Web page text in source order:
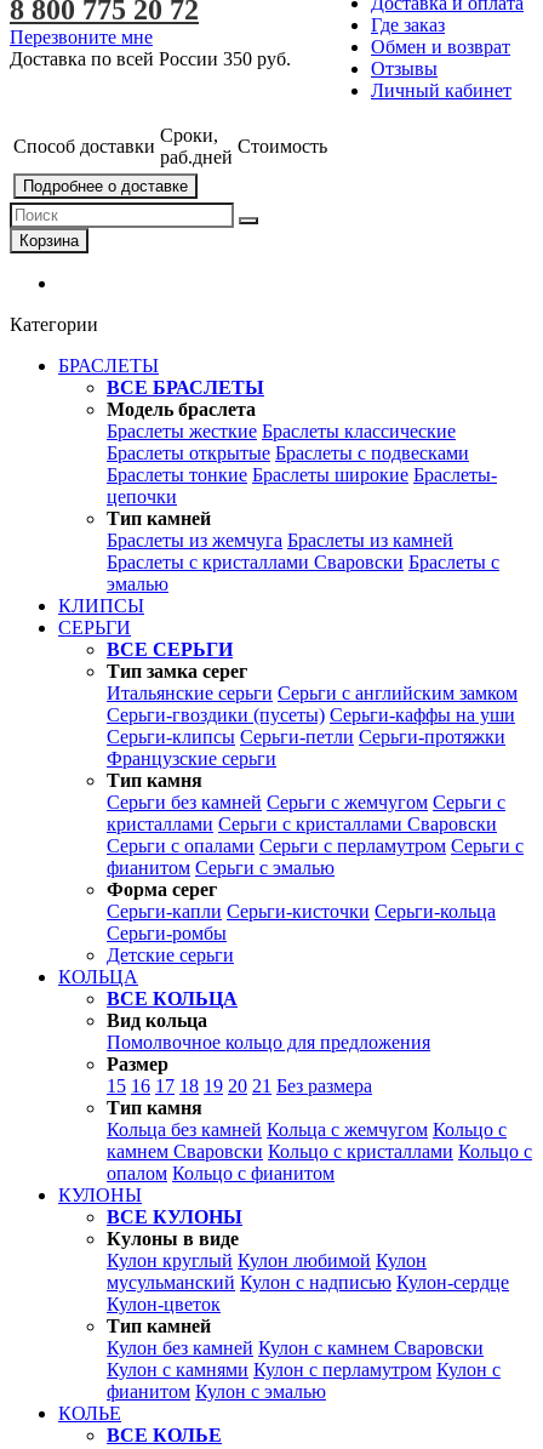
Где заказ
Обмен и возврат
Отзывы
Личный кабинет
8 800 775 20 72
Перезвоните мне
Доставка по всей России 350 руб.
Способ доставки
Сроки,
раб.дней
Стоимость
Подробнее о доставке
Корзина
Категории
БРАСЛЕТЫ
ВСЕ БРАСЛЕТЫ
Модель браслета
Браслеты жесткие Браслеты классические
Браслеты открытые Браслеты с подвесками
Браслеты тонкие Браслеты широкие Браслеты-
цепочки
Тип камней
Браслеты из жемчуга Браслеты из камней
Браслеты с кристаллами Сваровски Браслеты с
эмалью
КЛИПСЫ
СЕРЬГИ
ВСЕ СЕРЬГИ
Тип замка серег
Итальянские серьги Серьги с английским замком
Серьги-гвоздики (пусеты) Серьги-каффы на уши
Серьги-клипсы Серьги-петли Серьги-протяжки
Французские серьги
Тип камня
Серьги без камней Серьги с жемчугом Серьги с
кристаллами Серьги с кристаллами Сваровски
Серьги с опалами Серьги с перламутром Серьги с
фианитом Серьги с эмалью
Форма серег
Серьги-капли Серьги-кисточки Серьги-кольца
Серьги-ромбы
Детские серьги
КОЛЬЦА
ВСЕ КОЛЬЦА
Вид кольца
Помолвочное кольцо для предложения
Размер
15 16 17 18 19 20 21 Без размера
Тип камня
Кольца без камней Кольца с жемчугом Кольцо с
камнем Сваровски Кольцо с кристаллами Кольцо с
опалом Кольцо с фианитом
КУЛОНЫ
ВСЕ КУЛОНЫ
Кулоны в виде
Кулон круглый Кулон любимой Кулон
мусульманский Кулон с надписью Кулон-сердце
Кулон-цветок
Тип камней
Кулон без камней Кулон с камнем Сваровски
Кулон с камнями Кулон с перламутром Кулон с
фианитом Кулон с эмалью
КОЛЬЕ
ВСЕ КОЛЬЕ